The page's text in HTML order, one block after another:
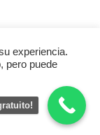
experiencia.
pero puede